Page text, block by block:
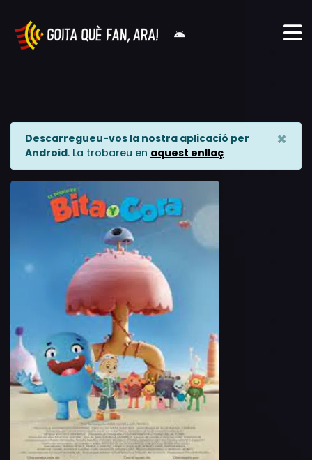
Descarregueu-vos la nostra aplicació per
Android. La trobareu en aquest enllaç
×